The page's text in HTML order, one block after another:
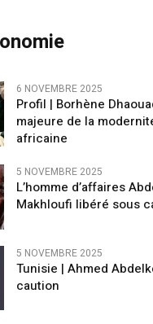
6 NOVEMBRE 2025
Profil | Borhène
majeure de la
africaine
5 NOVEMBRE 2025
L’homme d’affaires
Makhloufi libéré sous
5 NOVEMBRE 2025
Tunisie | Ahmed
caution